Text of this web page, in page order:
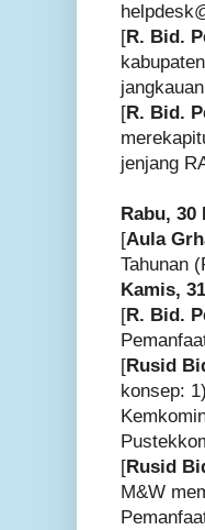
[R. Bid.
[R. Bid.
jenjang
Rabu, 30
[Aula
Tahunan
Kamis,
[R. Bid.
[Rusid
konsep:
[Rusid
M&W